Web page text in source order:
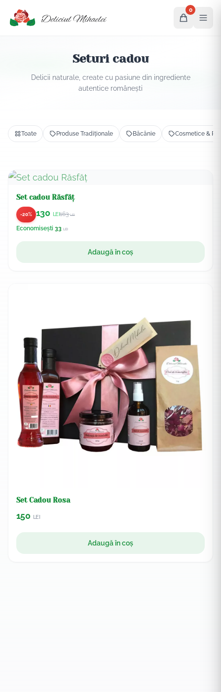
0
Seturi cadou
Delicii naturale, create cu pasiune din ingrediente
autentice românești
Toate Produse Tradiționale Băcănie Cosmetice &
Set cadou Răsfăț
-20% 130 LEI163LEI
Economisești 33 LEI
Adaugă în coș
Set Cadou Rosa
150 LEI
Adaugă în coș